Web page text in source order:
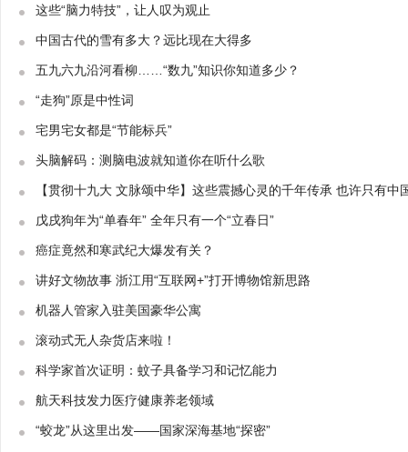
这些“脑力特技”，让人叹为观止
中国古代的雪有多大？远比现在大得多
五九六九沿河看柳……“数九”知识你知道多少？
“走狗”原是中性词
宅男宅女都是“节能标兵”
头脑解码：测脑电波就知道你在听什么歌
【贯彻十九大 文脉颂中华】这些震撼心灵的千年传承 也许只有中
戊戌狗年为“单春年” 全年只有一个“立春日”
癌症竟然和寒武纪大爆发有关？
讲好文物故事 浙江用“互联网+”打开博物馆新思路
机器人管家入驻美国豪华公寓
滚动式无人杂货店来啦！
科学家首次证明：蚊子具备学习和记忆能力
航天科技发力医疗健康养老领域
“蛟龙”从这里出发——国家深海基地“探密”